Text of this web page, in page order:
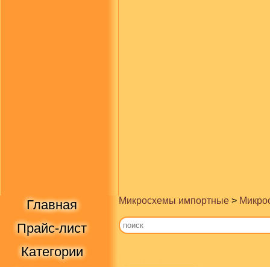
Главная
Прайс-лист
Категории
Микросхемы импортные >